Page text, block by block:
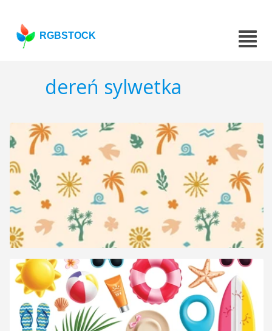
RGBSTOCK
dereń sylwetka